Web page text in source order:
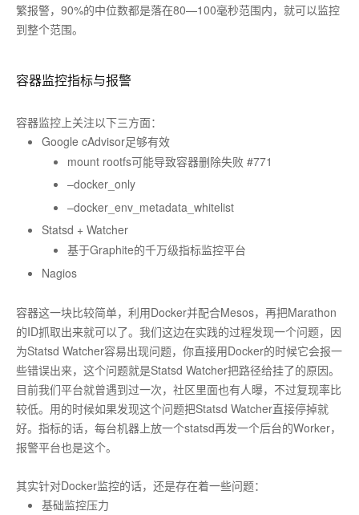
繁报警，90%的中位数都是落在80—100毫秒范围内，就可以监控
到整个范围。
容器监控指标与报警
容器监控上关注以下三方面：
Google cAdvisor足够有效
mount rootfs可能导致容器删除失败 #771
–docker_only
–docker_env_metadata_whitelist
Statsd + Watcher
基于Graphite的千万级指标监控平台
Nagios
容器这一块比较简单，利用Docker并配合Mesos，再把Marathon
的ID抓取出来就可以了。我们这边在实践的过程发现一个问题，因
为Statsd Watcher容易出现问题，你直接用Docker的时候它会报一
些错误出来，这个问题就是Statsd Watcher把路径给挂了的原因。
目前我们平台就曾遇到过一次，社区里面也有人曝，不过复现率比
较低。用的时候如果发现这个问题把Statsd Watcher直接停掉就
好。指标的话，每台机器上放一个statsd再发一个后台的Worker，
报警平台也是这个。
其实针对Docker监控的话，还是存在着一些问题：
基础监控压力